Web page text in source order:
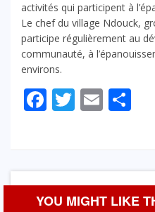
activités qui participent à
Le chef du village Ndouck,
participe régulièrement au
communauté, à
environs.
Facebook
Twitter
Email
YOU MIGHT LIKE